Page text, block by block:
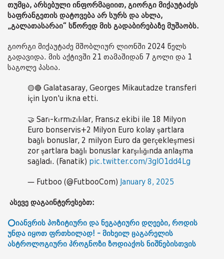
თუმცა, არსებული ინფორმაციით, გიორგი მიქაუტაძეს
საფრანგეთის დატოვება არ სურს და ახლა,
„გალათასარაი“ სწორედ მის გადაბირებაზე მუშაობს.
გიორგი მიქაუტაძე მშობლიურ ლიონში 2024 წელს
გადავიდა. მის აქტივში 21 თამაშიდან 7 გოლი და 1
საგოლე პასია.
🟡🔴 Galatasaray, Georges Mikautadze transferİ
için Lyon'u ikna etti.
🤝 Sarı-kırmızılılar, Fransız ekibi ile 18 Milyon
Euro bonservis+2 Milyon Euro kolay şartlara
bağlı bonuslar, 2 milyon Euro da gerçekleşmesi
zor şartlara bağlı bonuslar karşılığında anlaşma
sağladı. (Fanatik) pic.twitter.com/3glO1dd4Lg
— Futboo (@FutbooCom) January 8, 2025
ასევე დაგაინტერესებთ:
⭕იანვრის პოზიტიური და ნეგატიური დღეები, როდის
უნდა იყოთ ფრთხილად! - მიხეილ ცაგარელის
ასტროლოგიური პროგნოზი ზოდიაქოს ნიშნებისთვის